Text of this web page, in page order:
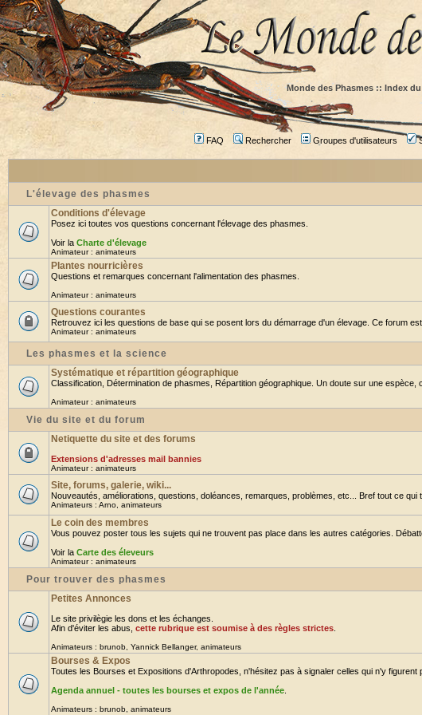
Monde des Phasmes :: Index
FAQ Rechercher Groupes d'utilisateurs
L'élevage des phasmes
Conditions d'élevage
Posez ici toutes vos questions concernant l'élevage des phasmes.
Voir la Charte d'élevage
Animateur : animateurs
Plantes nourricières
Questions et remarques concernant l'alimentation des phasmes.
Animateur : animateurs
Questions courantes
Retrouvez ici les questions de base qui se posent lors du démarrage d'un élevage. Ce forum
Animateur : animateurs
Les phasmes et la science
Systématique et répartition géographique
Classification, Détermination de phasmes, Répartition géographique. Un doute sur une espèce,
Animateur : animateurs
Vie du site et du forum
Netiquette du site et des forums
Extensions d'adresses mail bannies
Animateur : animateurs
Site, forums, galerie, wiki...
Nouveautés, améliorations, questions, doléances, remarques, problèmes, etc... Bref tout ce qui
Animateurs : Arno animateurs
Le coin des membres
Vous pouvez poster tous les sujets qui ne trouvent pas place dans les autres catégories.
Voir la Carte des éleveurs
Animateur : animateurs
Pour trouver des phasmes
Petites Annonces
Le site privilègie les dons et les échanges.
Afin d'éviter les abus, cette rubrique est soumise à des règles strictes
Animateurs : brunob Yannick Bellanger, animateurs
Bourses & Expos
Toutes les Bourses et Expositions d'Arthropodes, n'hésitez pas à signaler celles qui n'y figurent
Agenda annuel - toutes les bourses et expos de l'année
Animateurs : brunob animateurs